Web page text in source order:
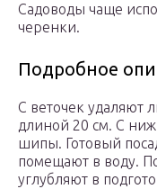
Садоводы чаще
черенки.
Подробное
С веточек удаляют
длиной 20 см. С
шипы. Готовый
помещают в воду.
углубляют в